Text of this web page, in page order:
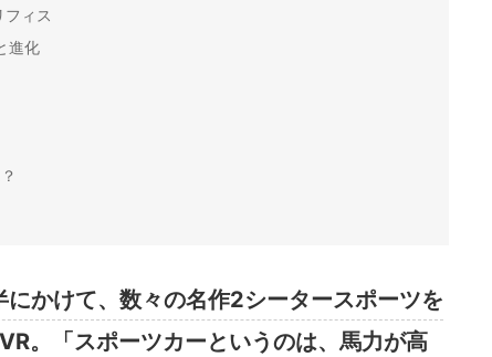
フィス
進化
かけて、数々の名作2シータースポーツを
。「スポーツカーというのは、馬力が高